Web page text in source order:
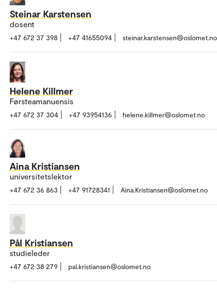
Steinar Karstensen
dosent
+47 672 37 398 +47 41655094 steinar.karstensen@oslomet.no
Helene Killmer
Førsteamanuensis
+47 672 37 304 +47 93954136 helene.killmer@oslomet.no
Aina Kristiansen
universitetslektor
+47 672 36 863 +47 91728341 Aina.Kristiansen@oslomet.no
Pål Kristiansen
studieleder
+47 672 38 279 pal.kristiansen@oslomet.no